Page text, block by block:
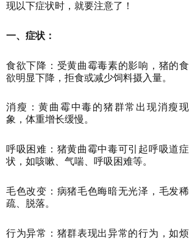
现以下症状时，就要注意了！
一、症状：
食欲下降：受黄曲霉毒素的影响，猪的食
欲明显下降，拒食或减少饲料摄入量。
消瘦：黄曲霉中毒的猪群常出现消瘦现
象，体重增长缓慢。
呼吸困难：猪黄曲霉中毒可引起呼吸道症
状，如咳嗽、气喘、呼吸困难等。
毛色改变：病猪毛色晦暗无光泽，毛发稀
疏、脱落。
行为异常：猪群表现出异常的行为，如烦